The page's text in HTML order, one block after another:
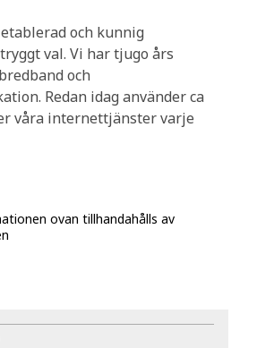
och kunnig
val. Vi har tjugo års
och
Redan idag använder ca
våra internettjänster varje
ovan tillhandahålls av